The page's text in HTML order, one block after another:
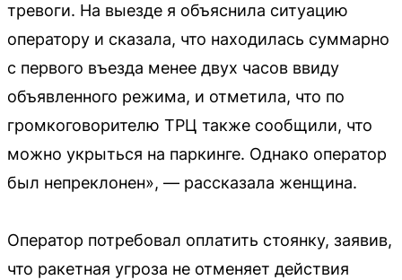
тревоги. На выезде я объяснила ситуацию
оператору и сказала, что находилась суммарно
с первого въезда менее двух часов ввиду
объявленного режима, и отметила, что по
громкоговорителю ТРЦ также сообщили, что
можно укрыться на паркинге. Однако оператор
был непреклонен», — рассказала женщина.
Оператор потребовал оплатить стоянку, заявив,
что ракетная угроза не отменяет действия